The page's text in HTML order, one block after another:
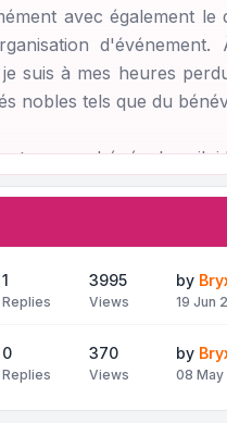
avec également le
suis à mes heures
nobles tels que du
que bénévole,
Google à obtenir
les meilleurs délais
programme des
accessible pour
Google est une très
en fonction de
ses activités, je me
1
Replies
3995
Views
by
19 Jun
0
Replies
370
Views
by
08 May